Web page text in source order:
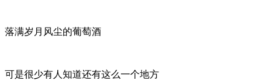
落满岁月风尘的葡萄酒
可是很少有人知道还有这么一个地方